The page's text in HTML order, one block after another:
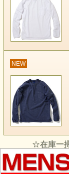
NEW
☆在庫一